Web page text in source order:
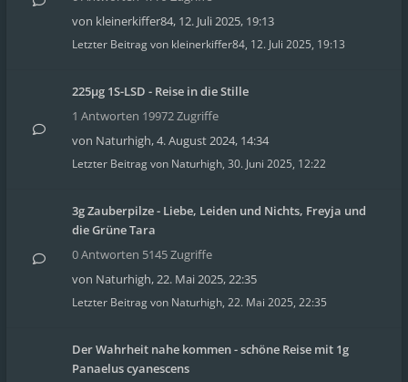
von kleinerkiffer84, 12. Juli 2025, 19:13
Letzter Beitrag von kleinerkiffer84, 12. Juli 2025, 19:13
225µg 1S-LSD - Reise in die Stille
1 Antworten 19972 Zugriffe
von Naturhigh,4. August 2024, 14:34
Letzter Beitrag von Naturhigh, 30. Juni 2025, 12:22
3g Zauberpilze - Liebe, Leiden und Nichts, Freyja und
die Grüne Tara
0 Antworten 5145 Zugriffe
von Naturhigh,22. Mai 2025, 22:35
Letzter Beitrag von Naturhigh, 22. Mai 2025, 22:35
Der Wahrheit nahe kommen - schöne Reise mit 1g
Panaelus cyanescens